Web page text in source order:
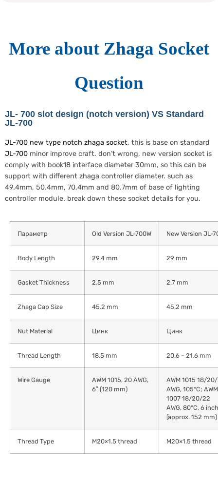
More about Zhaga Socket
Question
JL- 700 slot design (notch version) VS Standard
JL-700
JL-700 new type notch zhaga socket, this is base on standard
JL-700 minor improve craft. don’t wrong, new version socket is
comply with book18 interface diameter 30mm, so this can be
support with different zhaga controller diameter. such as
49.4mm, 50.4mm, 70.4mm and 80.7mm of base of lighting
controller module. break down these socket details for you.
Параметр Old Version JL-700W New Version JL-
Body Length 29.4 mm 29 mm
Gasket Thickness 2.5 mm 2.7 mm
Zhaga Cap Size 45.2 mm 45.2 mm
Nut Material Цинк Цинк
Thread Length 18.5 mm 20.6 – 21.6 mm
Wire Gauge
AWM 1015, 20 AWG,
6″ (120 mm)
AWM 1015 18/
AWG, 105°C; AWM
1007 18/20/22
AWG, 80°C, 6 inch
(approx. 152 mm)
Thread Type M20×1.5 thread M20×1.5 thread